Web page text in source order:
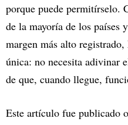
porque puede permitírselo.
de la mayoría de los países
margen más alto
única: no necesita adivinar
de que, cuando llegue,
Este artículo fue publicado